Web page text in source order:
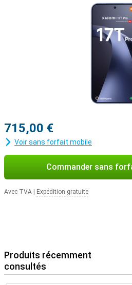
715,00 €
Voir sans forfait mobile
Commander sans
Avec TVA Expédition gratuite
Produits récemment
consultés